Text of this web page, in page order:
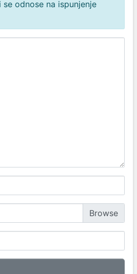
odnose na ispunjenje